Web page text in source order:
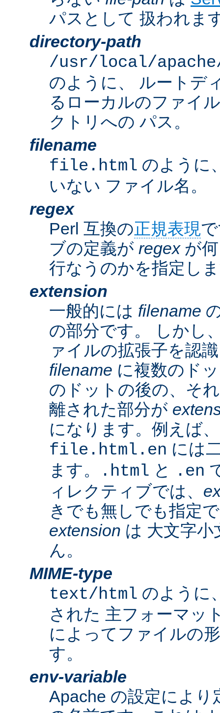
パスとして 扱われま
directory-path
/usr/local/
のように、 ルートデ
るローカルのファイ
クトリへの パス。
filename
file.html のように
いない ファイル名。
regex
Perl 互換の正規表現
ブの定義が regexが何
行なうのかを指定し
extension
一般的には filename
の部分です。 しかし
ァイルの拡張子を認
filename に複数のド
のドットの後の、そ
離された部分が
になります。例えば、
file.html.en には
ます。
.html と .en
ィレクティブでは、
きでも無しでも指定
extension は 大文字
ん。
MIME-type
text/html のように
された 主フォーマッ
によってファイルの
す。
env-variable
Apache の設定によ